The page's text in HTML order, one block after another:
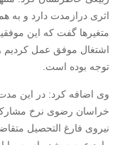
اثری درازمدت دارد و به
متغیرها گفت که این
اشتغال موفق عمل
توجه بوده است.
وی اضافه کرد: در این
نیروی فارغ التحصیل